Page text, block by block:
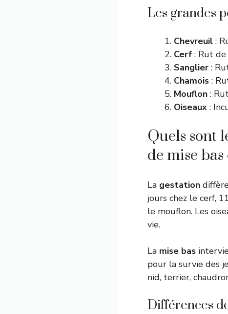
Les grandes
Chevreuil :
Cerf : Rut
Sanglier :
Chamois :
Mouflon :
Oiseaux :
Quels sont
de mise
La gestation
jours chez le cerf,
le mouflon. Les
vie.
La mise bas
pour la survie des
nid, terrier,
Différences